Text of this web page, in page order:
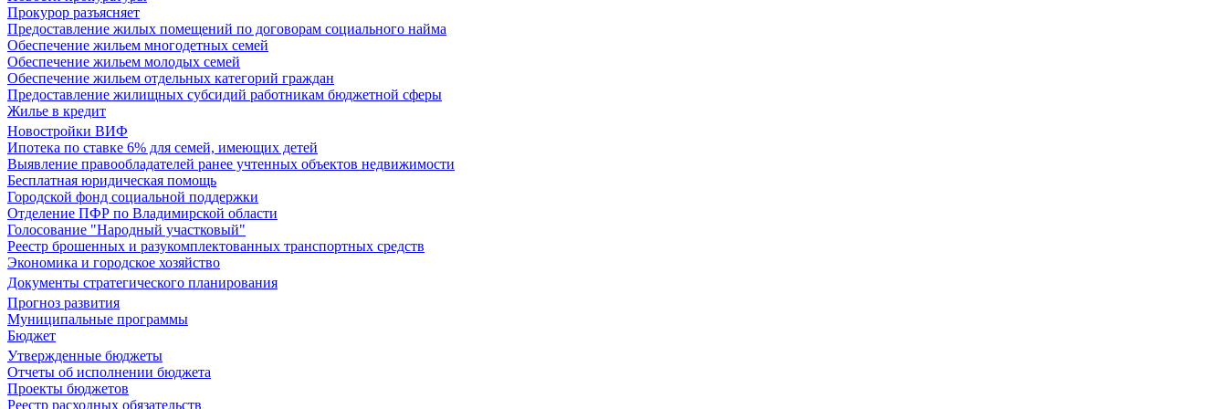
Прокурор разъясняет
Предоставление жилых помещений по договорам социального найма
Обеспечение жильем многодетных семей
Обеспечение жильем молодых семей
Обеспечение жильем отдельных категорий граждан
Предоставление жилищных субсидий работникам бюджетной сферы
Жилье в кредит
Новостройки ВИФ
Ипотека по ставке 6% для семей, имеющих детей
Выявление правообладателей ранее учтенных объектов недвижимости
Бесплатная юридическая помощь
Городской фонд социальной поддержки
Отделение ПФР по Владимирской области
Голосование "Народный участковый"
Реестр брошенных и разукомплектованных транспортных средств
Экономика и городское хозяйство
Документы стратегического планирования
Прогноз развития
Муниципальные программы
Бюджет
Утвержденные бюджеты
Отчеты об исполнении бюджета
Проекты бюджетов
Реестр расходных обязательств